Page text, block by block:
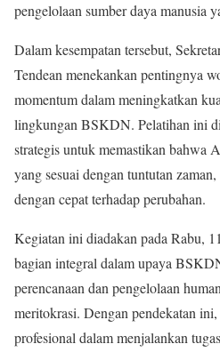
pengelolaan sumber daya manusia
Dalam kesempatan tersebut,
Tendean menekankan pentingnya
momentum dalam meningkatkan
lingkungan BSKDN. Pelatihan ini
strategis untuk memastikan bahwa
yang sesuai dengan tuntutan
dengan cepat terhadap perubahan.
Kegiatan ini diadakan pada Rabu,
bagian integral dalam upaya
perencanaan dan pengelolaan
meritokrasi. Dengan pendekatan
profesional dalam menjalankan